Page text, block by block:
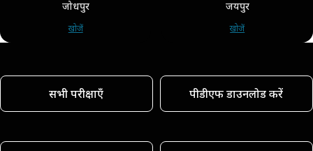
जोधपुर
खोजें
जयपुर
खोजें
सभी परीक्षाएँ पीडीएफ डाउनलोड करें